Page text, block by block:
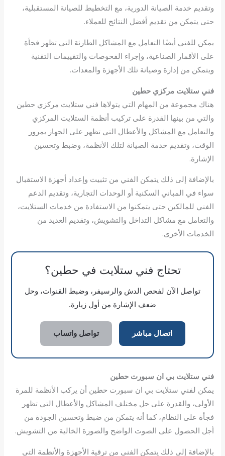
وتقديم خدمة الصيانة الدورية، مع التخطيط للصيانة المستقبلية،
حتى يتمكن من تقديم أفضل النتائج للعملاء.
يمكن للفني أيضًا التعامل مع المشاكل الطارئة التي تظهر فجأة
على الأقمار الصناعية، وإجراء الفحوصات والتقييمات التقنية
ويتمكن من إدارة وصيانة تلك الأجهزة والمعدات.
فني ستلايت مركزي حطين
هناك مجموعة من المهام التي يتولاها فني ستلايت مركزي حطين
والتي من بينها القدرة على تركيب أنظمة الستلايت المركزي
والتعامل مع المشاكل والأعطال التي تظهر على الجهاز بمرور
الوقت، وتقديم خدمة الصيانة لتلك الأنظمة، وضبط وتحسين
الإشارة.
بالإضافة إلى ذلك يتمكن الفني من تثبيت وإعداد أجهزة الاستقبال
سواء في المباني السكنية أو الوحدات التجارية، وتقديم الدعم
الفني للمالكين حتى يتمكنوا من الاستفادة من خدمات الستلايت،
والتعامل مع مشاكل التداخل والتشويش، وتقديم العديد من
الخدمات الأخرى.
تحتاج فني ستلايت في حطين؟
تواصل الآن لفحص الدش والرسيفر، وضبط القنوات، وحل
ضعف الإشارة من أول زيارة.
اتصال مباشر تواصل واتساب
فني ستلايت بي ان سبورت حطين
يمكن لفني ستلايت بي ان سبورت حطين أن يركب الأنظمة للمرة
الأولى، والقدرة على حل مختلف المشاكل والأعطال التي تظهر
فجأة على النظام، كما أنه يتمكن من ضبط وتحسين الجودة من
أجل الحصول على الصوت الواضح والصورة الخالية من التشويش.
بالإضافة إلى ذلك يتمكن الفني من ترقية الأجهزة والأنظمة التي